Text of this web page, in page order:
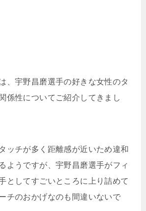
、宇野昌磨選手の好きな女性のタ
係性についてご紹介してきまし
ッチが多く距離感が近いため違和
ようですが、宇野昌磨選手がフィ
としてすごいところに上り詰めて
チのおかげなのも間違いないで